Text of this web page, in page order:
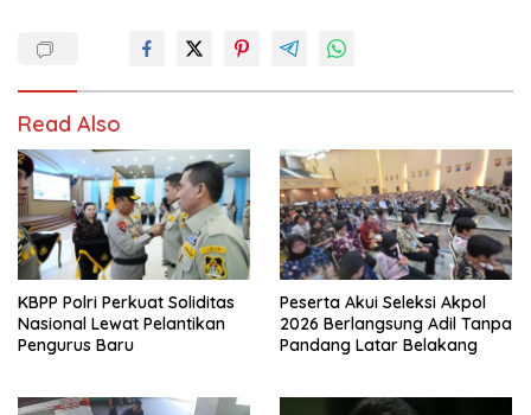
Read Also
KBPP Polri Perkuat Soliditas
Nasional Lewat Pelantikan
Pengurus Baru
Peserta Akui Seleksi Akpol
2026 Berlangsung Adil Tanpa
Pandang Latar Belakang